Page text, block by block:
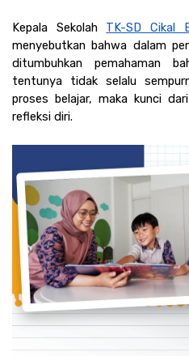
Kepala Sekolah TK-SD Cikal
menyebutkan bahwa dalam
ditumbuhkan pemahaman
tentunya tidak selalu
proses belajar, maka kunci
refleksi diri.